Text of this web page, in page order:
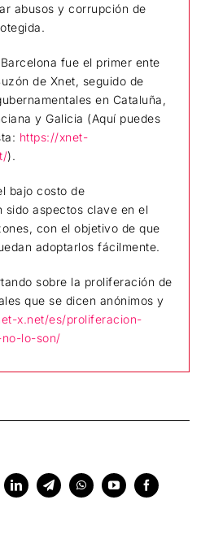
abusos y corrupción de
fue el primer ente
de Xnet, seguido de
en Cataluña,
y Galicia (Aquí puedes
https://xnet-
).
bajo costo de
sido aspectos clave en el
con el objetivo de que
adoptarlos fácilmente.
sobre la proliferación de
que se dicen anónimos y
x.net/es/proliferacion-
lo-son/